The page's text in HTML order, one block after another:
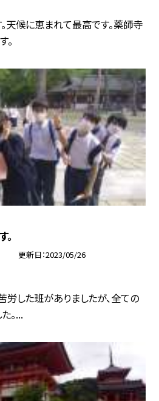
天候に恵まれて最高です。薬師寺
。
。
更新日 2023/05/26
労した班がありましたが、全ての
。...